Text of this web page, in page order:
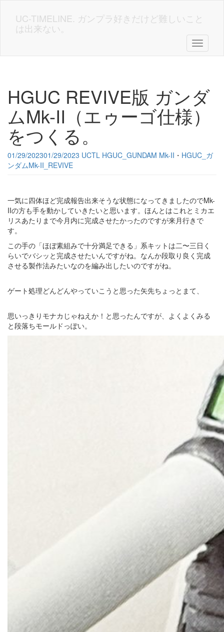
content
UC-TIMELINE. ガンプラ好きだけど難しいこと
は出来ない。
Toggle
HGUC REVIVE版 ガンダ
ムMk-II（エゥーゴ仕様）
をつくる。
01/29/202301/29/2023 UCTL HGUC_GUNDAM Mk-II ・ HGUC_ガ
ンダムMk-II_REVIVE
一気に四体ほど完成報告出来そうな状態になってきましたのでMk-
IIの方も手を動かしていきたいと思います。ほんとはこれとミカエ
リスあたりまで今月内に完成させたかったのですが来月行きで
す。
この手の「ほぼ素組みで十分満足できる」系キットは二〜三日く
らいでバシッと完成させたいんですがね。なんか段取り良く完成
させる製作法みたいなのを編み出したいのですがね。
ゲート処理どんどんやっていこうと思った矢先ちょっとまて、
思いっきりモナカじゃねえか！と思ったんですが、よくよくみる
と段落ちモールドっぽい。